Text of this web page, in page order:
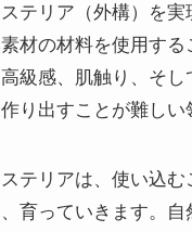
テリア（外構）を実
材の材料を使用する
級感、肌触り、そし
り出すことが難しい
テリアは、使い込む
育っていきます。自